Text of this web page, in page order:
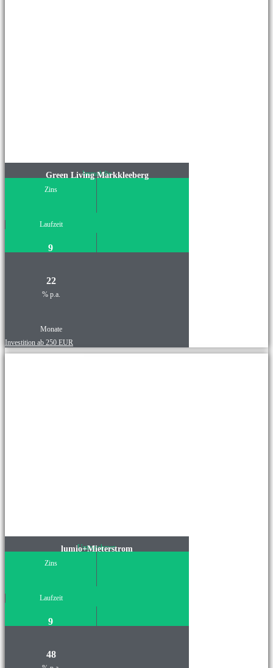
Immobilie
Green Living Markkleeberg
Zins
Laufzeit
9
22
% p.a.
Monate
Investition ab 250 EUR
Unternehmen
lumio+Mieterstrom
Zins
Laufzeit
9
48